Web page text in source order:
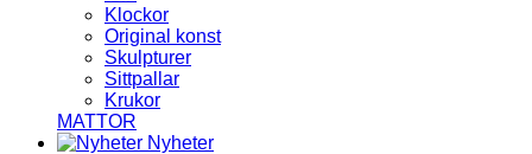
Klockor
Original konst
Skulpturer
Sittpallar
Krukor
MATTOR
Nyheter